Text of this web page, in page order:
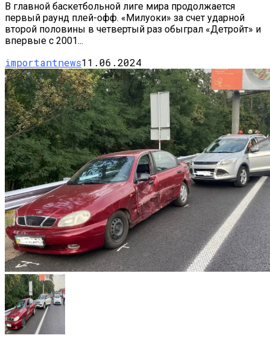
В главной баскетбольной лиге мира продолжается
первый раунд плей-офф. «Милуоки» за счет ударной
второй половины в четвертый раз обыграл «Детройт» и
впервые с 2001...
importantnews11.06.2024